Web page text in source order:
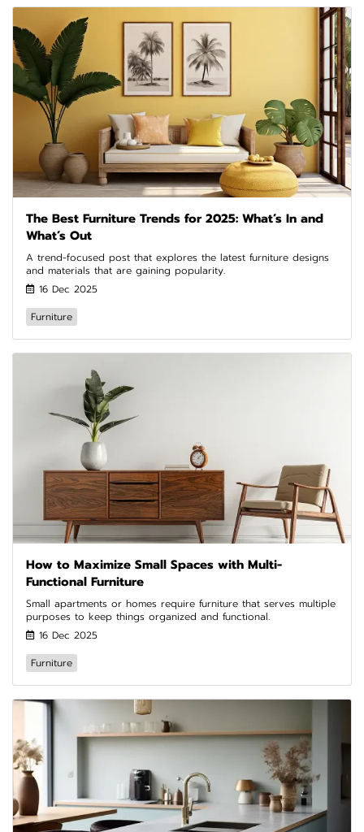
The Best Furniture Trends for 2025: What’s In and
What’s Out
A trend-focused post that explores the latest furniture designs
and materials that are gaining popularity.
16 Dec 2025
Furniture
How to Maximize Small Spaces with Multi-
Functional Furniture
Small apartments or homes require furniture that serves multiple
purposes to keep things organized and functional.
16 Dec 2025
Furniture